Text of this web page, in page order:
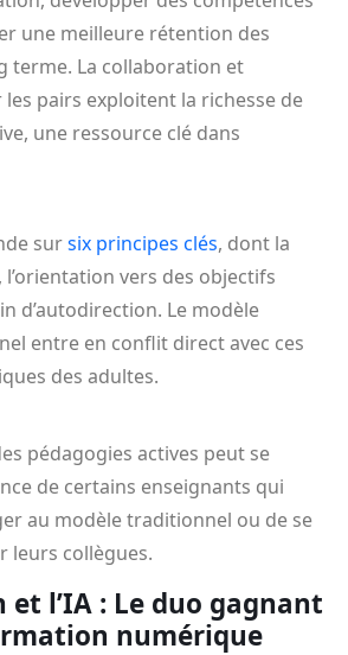
une meilleure rétention des
terme. La collaboration et
les pairs exploitent la richesse de
une ressource clé dans
sursix principes clés, dont la
vers des objectifs
d’autodirection. Le modèle
entre en conflit direct avec ces
des adultes.
pédagogies actives peut se
de certains enseignants qui
au modèle traditionnel ou de se
leurs collègues.
et l’IA : Le duo gagnant
numérique